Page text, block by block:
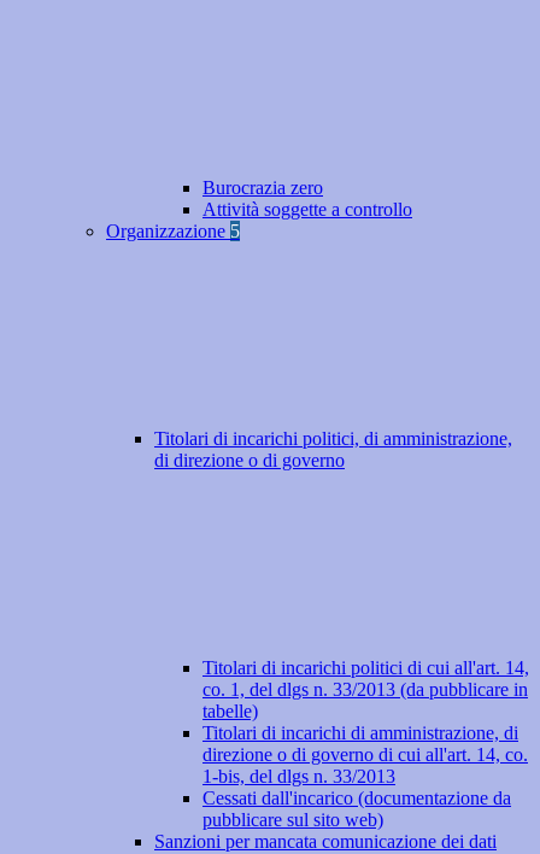
Burocrazia zero
Attività soggette a controllo
Organizzazione 5
Titolari di incarichi politici, di amministrazione,
di direzione o di governo
Titolari di incarichi politici di cui all'art. 14,
co. 1, del dlgs n. 33/2013 (da pubblicare in
tabelle)
Titolari di incarichi di amministrazione, di
direzione o di governo di cui all'art. 14, co.
1-bis, del dlgs n. 33/2013
Cessati dall'incarico (documentazione da
pubblicare sul sito web)
Sanzioni per mancata comunicazione dei dati